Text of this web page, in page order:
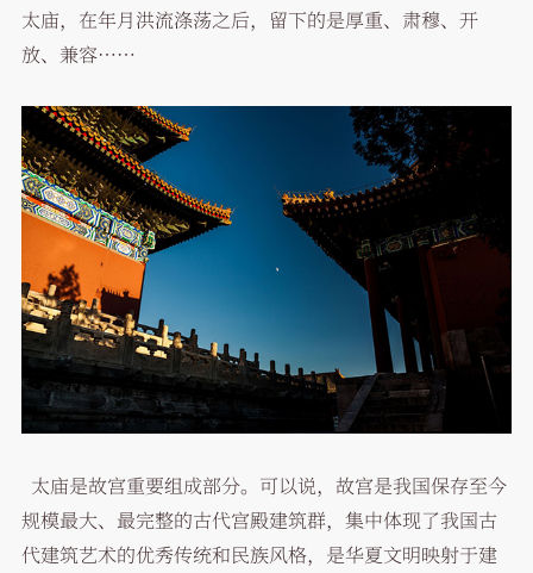
太庙，在年月洪流涤荡之后，留下的是厚重、肃穆、开
放、兼容……
太庙是故宫重要组成部分。可以说，故宫是我国保存至今
规模最大、最完整的古代宫殿建筑群，集中体现了我国古
代建筑艺术的优秀传统和民族风格，是华夏文明映射于建